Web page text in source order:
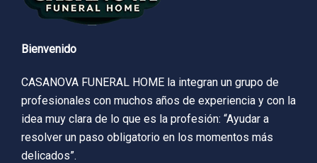
Bienvenido
CASANOVA FUNERAL HOME la integran un grupo de
profesionales con muchos años de experiencia y con la
idea muy clara de lo que es la profesión: “Ayudar a
resolver un paso obligatorio en los momentos más
delicados”.